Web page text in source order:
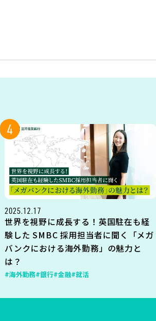
4
2025.12.17
世界を視野に成長する！英国駐在も経
験した SMBC 採用担当者に聞く「メガ
バンクにおける海外勤務」の魅力と
は？
#海外勤務#銀行#金融#就活